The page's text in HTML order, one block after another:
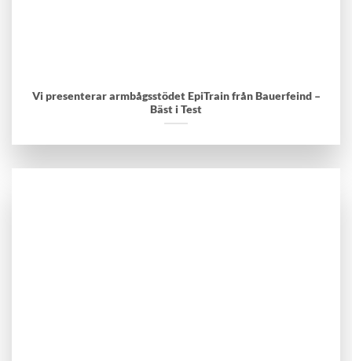
Vi presenterar armbågsstödet EpiTrain från Bauerfeind –
Bäst i Test